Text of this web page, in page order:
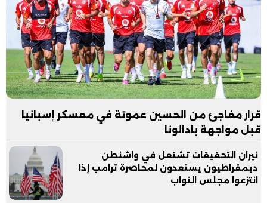
قرار مفاجئ من الحسين عموتة في معسكر إسبانيا
قبل مواجهة بادالونا
نيران التحقيقات تشتعل في واشنطن
ديمقراطيون يستعدون لمحاصرة ترامب إذا
انتزعوا مجلس النواب